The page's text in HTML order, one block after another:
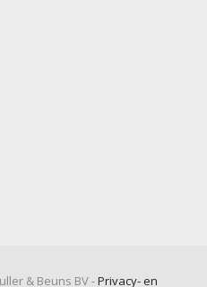
& Beuns BV -Privacy- en